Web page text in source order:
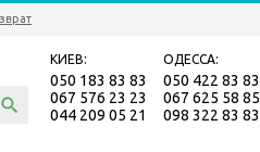
КИЕВ:
050 183 83 83
067 576 23 23
044 209 05 21
ОДЕССА:
050 422 83 83
067 625 58 85
098 322 83 83